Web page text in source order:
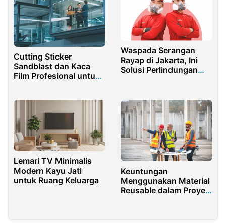
Cutting Sticker
Sandblast dan Kaca
Film Profesional untuk
Waspada Serangan
Rayap di Jakarta, Ini
Solusi Perlindungan
Lemari TV Minimalis
Modern Kayu Jati
untuk Ruang Keluarga
Keuntungan
Menggunakan Material
Reusable dalam Proyek